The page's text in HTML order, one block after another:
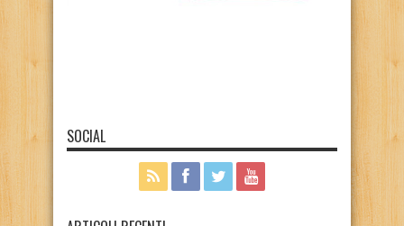
SOCIAL